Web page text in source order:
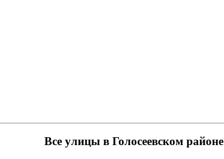
Все улицы в Голосеевском районе